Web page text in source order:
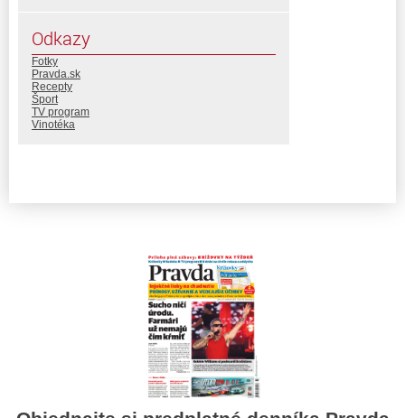
Odkazy
Fotky
Pravda.sk
Recepty
Šport
TV program
Vinotéka